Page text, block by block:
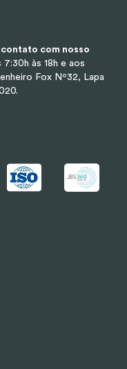
com nosso
7:30h às 18h e aos
Fox Nº32, Lapa